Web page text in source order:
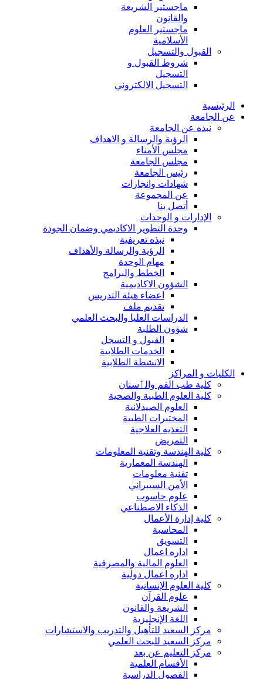
ماجستير الشريعة
والقانون
ماجستير العلوم
الأسلامية
القبول والتسجيل
شروط القبول و
التسجيل
التسجيل الالكتروني
الرئيسية
عن الجامعة
نبذه عن الجامعة
الرؤية والرسالة و الاهداف
مجلس الأمناء
مجلس الجامعة
رئيس الجامعة
شهادات وانجازات
عن المجموعة
أتصل بنا
الإدارات و الوحدات
وحدة التطوير الاكاديمي وضمان الجودة
نبذه تعريفية
الرؤية والرسالة والأهداف
مهام الوحدة
الخطط والبرامج
الشؤون الاكاديمية
اعضاء هيئة التدريس
تقديم ملف
الدراسات العليا والبحث العلمي
شؤون الطلبة
القبول و التسجل
الخدمات الطلابية
الانشطة الطلابية
الكليات و المراكز
كلية طب الفم والٲسنان
كلية العلوم الطبية والصحية
العلوم الصيدلانية
المختبرات الطبية
التغذيه العلاجية
التمريض
كلية الهندسة وتقنية المعلومات
الهندسة المعمارية
تقنية معلومات
الأمن السيبراني
علوم حاسوب
الذكاء الاصطناعي
كلية إدارة الأعمال
المحاسبة
التسويق
اداره اعمال
العلوم المالية والمصرفية
اداره اعمال دولية
كلية العلوم الإنسانية
علوم القرآن
الشريعة والقانون
اللغة الإنجليزية
مركز السعيد للتأهيل والتدريب والاستشارات
مركز السعيد للبحث العلمي
مركز التعليم عن بعد
الأقسام العلمية
الفصول الدراسية